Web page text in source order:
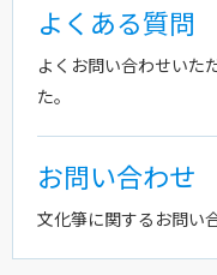
よくある質問
よくお問い合わせいた
た。
お問い合わせ
文化箏に関するお問い